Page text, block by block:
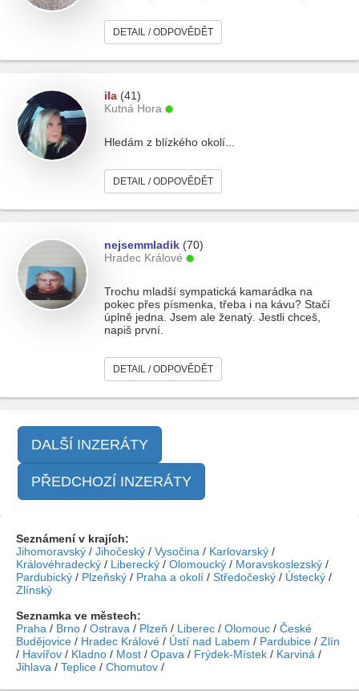
DETAIL / ODPOVĚDĚT
ila (41)
Kutná Hora
Hledám z blízkého okolí...
DETAIL / ODPOVĚDĚT
nejsemmladik (70)
Hradec Králové
Trochu mladší sympatická kamarádka na
pokec přes písmenka, třeba i na kávu? Stačí
úplně jedna. Jsem ale ženatý. Jestli chceš,
napiš první.
DETAIL / ODPOVĚDĚT
DALŠÍ INZERÁTY
PŘEDCHOZÍ INZERÁTY
Seznámení v krajích:
Jihomoravský / Jihočeský / Vysočina / Karlovarský /
Královéhradecký / Liberecký / Olomoucký / Moravskoslezský /
Pardubický / Plzeňský / Praha a okolí / Středočeský / Ústecký /
Zlínský
Seznamka ve městech:
Praha / Brno / Ostrava / Plzeň / Liberec / Olomouc / České
Budějovice / Hradec Králové / Ústí nad Labem / Pardubice / Zlín
/ Havířov / Kladno / Most / Opava / Frýdek-Místek / Karviná /
Jihlava / Teplice / Chomutov /